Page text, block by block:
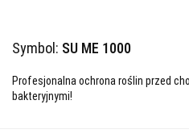
Symbol: SU ME 1000
Profesjonalna ochrona roślin przed
bakteryjnymi!